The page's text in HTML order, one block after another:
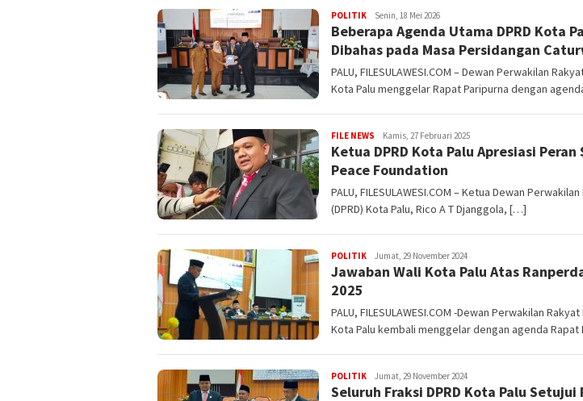
POLITIK FILESULAWESI
Senin, 18 Mei 2026
Beberapa Agenda Utama DPRD Kota
Dibahas pada Masa Persidangan
PALU, FILESULAWESI.COM – Dewan Perwakilan
Kota Palu menggelar Rapat Paripurna dengan
FILE NEWS FILESULAWESI
Kamis, 27 Februari 2025
Ketua DPRD Kota Palu Apresiasi Peran
Peace Foundation
PALU, FILESULAWESI.COM – Ketua Dewan
(DPRD) Kota Palu, Rico A T Djanggola, […]
POLITIK FILESULAWESI
Jumat, 29 November 2024
Jawaban Wali Kota Palu Atas
2025
PALU, FILESULAWESI.COM -Dewan Perwakilan Rakyat
Kota Palu kembali menggelar dengan agenda
POLITIK FILESULAWESI
Jumat, 29 November 2024
Seluruh Fraksi DPRD Kota Palu Setujui